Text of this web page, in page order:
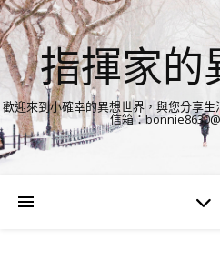
指揮家的
歡迎來到小確幸的異想世界，與您分享
信箱：